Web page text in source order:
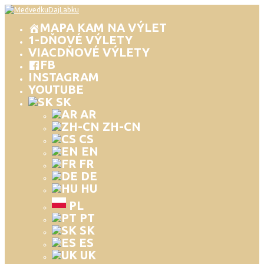
MAPA KAM NA VÝLET
1-DŇOVÉ VÝLETY
VIACDŇOVÉ VÝLETY
FB
INSTAGRAM
YOUTUBE
SK
AR
ZH-CN
CS
EN
FR
DE
HU
PL
PT
SK
ES
UK